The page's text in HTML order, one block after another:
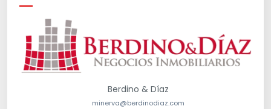
Berdino & Díaz
minerva@berdinodiaz.com